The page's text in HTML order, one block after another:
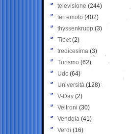
televisione(244)
terremoto (402)
thyssenkrupp (3)
Tibet(2)
tredicesima (3)
Turismo (62)
Udc (64)
Università (128)
V-Day (2)
Veltroni (30)
Vendola (41)
Verdi (16)